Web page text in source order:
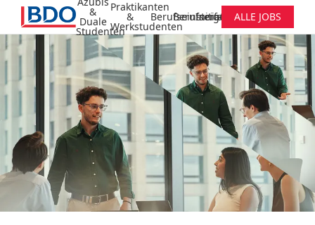
&
Duale
Studenten
Praktikanten
&
Werkstudenten
Berufseinsteiger
Berufserfahrene
Initiativbewerbung
ALLE JOBS